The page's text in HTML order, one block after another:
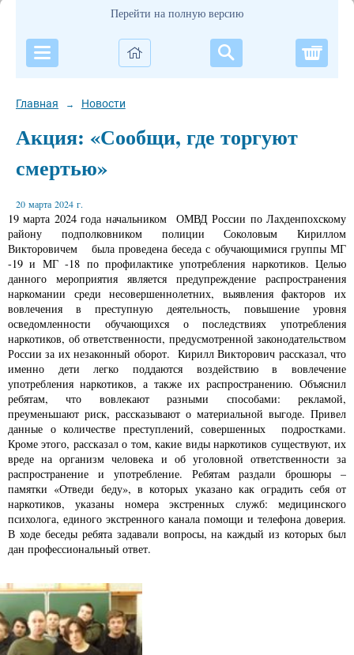
Перейти на полную версию
Главная → Новости
Акция: «Сообщи, где торгуют
смертью»
20 марта 2024 г.
19 марта 2024 года начальником ОМВД России по Лахденпохскому
району подполковником полиции Соколовым Кириллом
Викторовичем была проведена беседа с обучающимися группы МГ
-19 и МГ -18 по профилактике употребления наркотиков. Целью
данного мероприятия является предупреждение распространения
наркомании среди несовершеннолетних, выявления факторов их
вовлечения в преступную деятельность, повышение уровня
осведомленности обучающихся о последствиях употребления
наркотиков, об ответственности, предусмотренной законодательством
России за их незаконный оборот. Кирилл Викторович рассказал, что
именно дети легко поддаются воздействию в вовлечение
употребления наркотиков, а также их распространению. Объяснил
ребятам, что вовлекают разными способами: рекламой,
преуменьшают риск, рассказывают о материальной выгоде. Привел
данные о количестве преступлений, совершенных подростками.
Кроме этого, рассказал о том, какие виды наркотиков существуют, их
вреде на организм человека и об уголовной ответственности за
распространение и употребление. Ребятам раздали брошюры –
памятки «Отведи беду», в которых указано как оградить себя от
наркотиков, указаны номера экстренных служб: медицинского
психолога, единого экстренного канала помощи и телефона доверия.
В ходе беседы ребята задавали вопросы, на каждый из которых был
дан профессиональный ответ.